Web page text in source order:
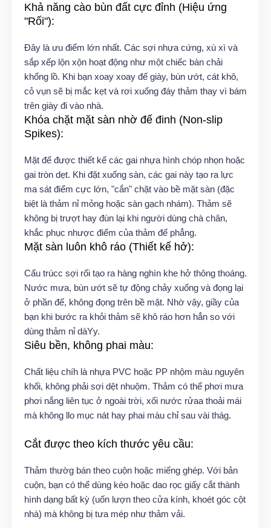
Khả năng cào bùn đất cực đỉnh (Hiệu ứng
"Rối"):
Đây là ưu điểm lớn nhất. Các sợi nhựa cứng, xù xì và
sắp xếp lộn xộn hoạt động như một chiếc bàn chải
khổng lồ. Khi bạn xoay xoay đế giày, bùn ướt, cát khô,
cỏ vụn sẽ bị mắc kẹt và rơi xuống đáy thảm thay vì bám
trên giày đi vào nhà.
Khóa chặt mặt sàn nhờ đế đinh (Non-slip
Spikes):
Mặt đế được thiết kế các gai nhựa hình chóp nhọn hoặc
gai tròn dẹt. Khi đặt xuống sàn, các gai này tạo ra lực
ma sát điểm cực lớn, "cắn" chặt vào bề mặt sàn (đặc
biệt là thảm nỉ mỏng hoặc sàn gạch nhám). Thảm sẽ
không bị trượt hay đùn lại khi người dùng chà chân,
khắc phục nhược điểm của thảm đế phẳng.
Mặt sàn luôn khô ráo (Thiết kế hở):
Cấu trúcc sợi rối tạo ra hàng nghìn khe hở thông thoáng.
Nước mưa, bùn ướt sẽ tự động chảy xuống và đọng lại
ở phần đế, không đọng trên bề mặt. Nhờ vậy, giầy của
bạn khi bước ra khỏi thảm sẽ khô ráo hơn hẳn so với
dùng thảm nỉ dàYy.
Siêu bền, không phai màu:
Chất liệu chíh là nhựa PVC hoặc PP nhộm màu nguyên
khối, không phải sợi dệt nhuộm. Thảm có thể phơi mưa
phơi nắng liên tục ở ngoài trời, xối nước rửaa thoải mái
mà không llo mục nát hay phai màu chỉ sau vài thág.
Cắt được theo kích thước yêu cầu:
Thảm thườg bán theo cuộn hoặc miếng ghép. Với bản
cuộn, bạn có thể dùng kéo hoặc dao rọc giấy cắt thành
hình dạng bất kỳ (uốn lượn theo cửa kính, khoét góc cột
nhà) mà không bị tưa mép như thảm vải.